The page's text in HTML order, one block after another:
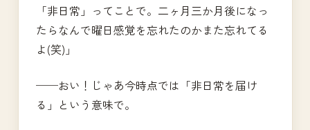
「非日常」ってことで。二ヶ月三か月後になっ
たらなんで曜日感覚を忘れたのかまた忘れてる
よ(笑)」
──おい！じゃあ今時点では「非日常を届け
る」という意味で。